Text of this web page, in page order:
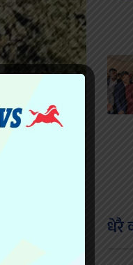
धेरै